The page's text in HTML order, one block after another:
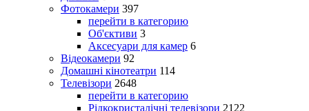
Фотокамери 397
перейти в категорию
Об'єктиви 3
Аксесуари для камер 6
Відеокамери 92
Домашні кінотеатри 114
Телевізори 2648
перейти в категорию
Рідкокристалічні телевізори 2122